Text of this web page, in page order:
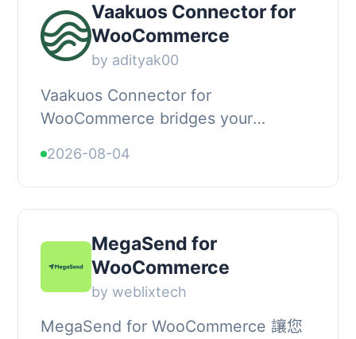
Vaakuos Connector for
WooCommerce
by adityak00
Vaakuos Connector for
WooCommerce bridges your
Vaakuos WhatsApp engagement
platform. It records the events that
matter —...
2026-08-04
MegaSend for
WooCommerce
by weblixtech
MegaSend for WooCommerce 讓您